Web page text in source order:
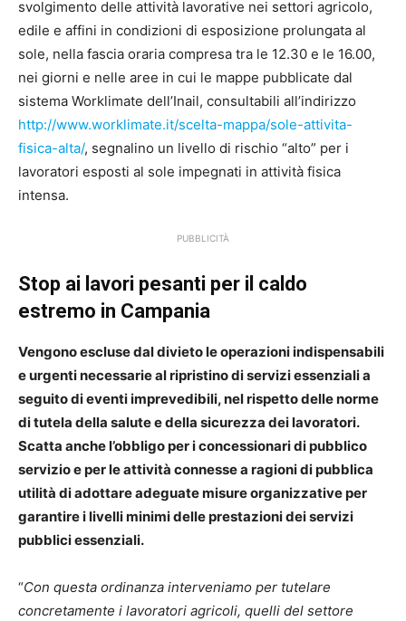
svolgimento delle attività lavorative nei settori agricolo,
edile e affini in condizioni di esposizione prolungata al
sole, nella fascia oraria compresa tra le 12.30 e le 16.00,
nei giorni e nelle aree in cui le mappe pubblicate dal
sistema Worklimate dell’Inail, consultabili all’indirizzo
http://www.worklimate.it/scelta-mappa/sole-attivita-
fisica-alta/, segnalino un livello di rischio “alto” per i
lavoratori esposti al sole impegnati in attività fisica
intensa.
PUBBLICITÀ
Stop ai lavori pesanti per il caldo
estremo in Campania
Vengono escluse dal divieto le operazioni indispensabili
e urgenti necessarie al ripristino di servizi essenziali a
seguito di eventi imprevedibili, nel rispetto delle norme
di tutela della salute e della sicurezza dei lavoratori.
Scatta anche l’obbligo per i concessionari di pubblico
servizio e per le attività connesse a ragioni di pubblica
utilità di adottare adeguate misure organizzative per
garantire i livelli minimi delle prestazioni dei servizi
pubblici essenziali.
“Con questa ordinanza interveniamo per tutelare
concretamente i lavoratori agricoli, quelli del settore